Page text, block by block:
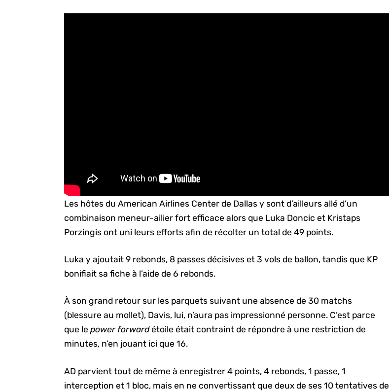
Les hôtes du American Airlines Center de Dallas y sont d’ailleurs allé d’un
combinaison meneur-ailier fort efficace alors que Luka Doncic et Kristaps
Porzingis ont uni leurs efforts afin de récolter un total de 49 points.
Luka y ajoutait 9 rebonds, 8 passes décisives et 3 vols de ballon, tandis que KP
bonifiait sa fiche à l’aide de 6 rebonds.
À son grand retour sur les parquets suivant une absence de 30 matchs
(blessure au mollet), Davis, lui, n’aura pas impressionné personne. C’est parce
que lepower forwardétoile était contraint de répondre à une restriction de
minutes, n’en jouant ici que 16.
AD parvient tout de même à enregistrer 4 points, 4 rebonds, 1 passe, 1
interception et 1 bloc, mais en ne convertissant que deux de ses 10 tentatives de